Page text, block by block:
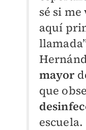
sé si
aquí
mayor
que
escuela.